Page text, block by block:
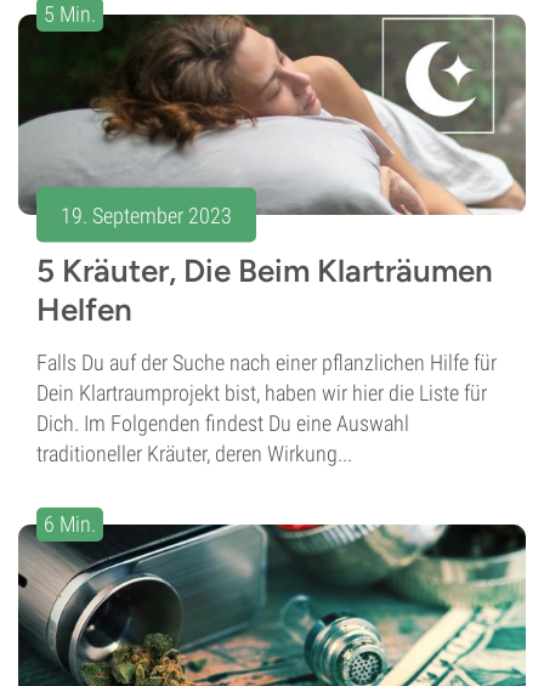
5 Min.
19. September 2023
5 Kräuter, Die Beim Klarträumen
Helfen
Falls Du auf der Suche nach einer pflanzlichen Hilfe für
Dein Klartraumprojekt bist, haben wir hier die Liste für
Dich. Im Folgenden findest Du eine Auswahl
traditioneller Kräuter, deren Wirkung...
6 Min.